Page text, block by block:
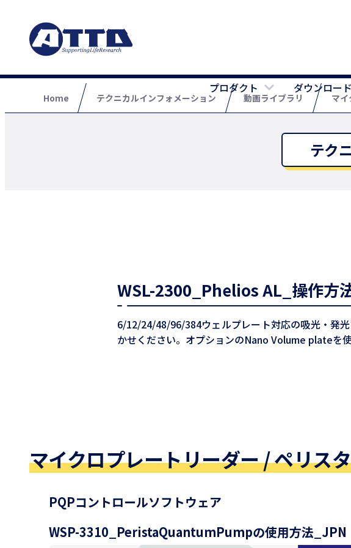
プロダクト ダウンロー
Home テクニカルインフォメーション 動画ライブラリ マ
テク
WSL-2300_Phelios AL_操作方
6/12/24/48/96/384ウェルプレート対応の吸光・発
かせください。オプションのNano Volume plateを
マイクロプレートリーダー / ペリス
PQPコントロールソフトウェア
WSP-3310_PeristaQuantumPumpの使用方法_JPN